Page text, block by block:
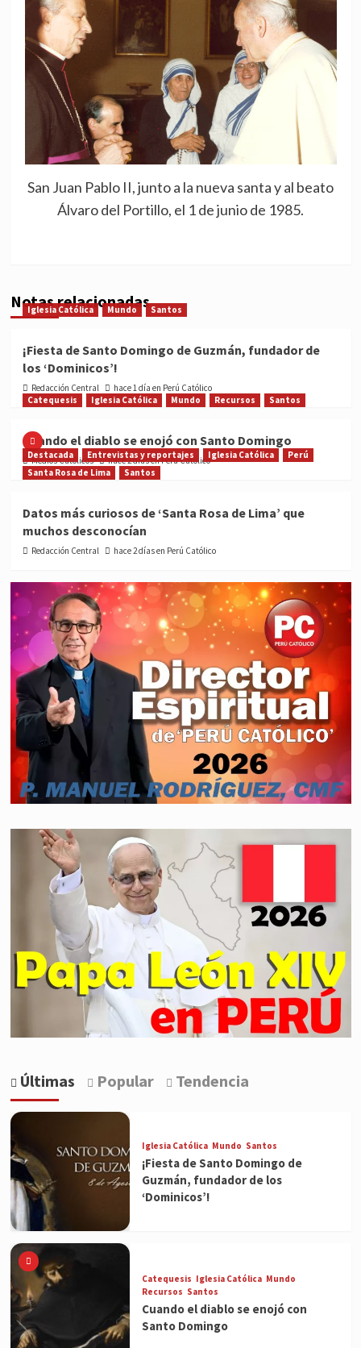
San Juan Pablo II, junto a la nueva santa y al beato
Álvaro del Portillo, el 1 de junio de 1985.
Notas relacionadas
Iglesia Católica Mundo Santos
¡Fiesta de Santo Domingo de Guzmán, fundador de
los ‘Dominicos’!
Redacción Central
hace 1 día en Perú Católico
Catequesis
Iglesia Católica Mundo Recursos Santos
Cuando el diablo se enojó con Santo Domingo
Medios Católicos hace 2 días en Perú Católico
Destacada Entrevistas y reportajes Iglesia Católica
Perú
Santa Rosa de Lima
Santos
Datos más curiosos de ‘Santa Rosa de Lima’ que
muchos desconocían
Redacción Central hace 2 días en Perú Católico
Últimas Popular Tendencia
Iglesia Católica Mundo Santos
¡Fiesta de Santo Domingo de
Guzmán, fundador de los
‘Dominicos’!
Catequesis Iglesia Católica Mundo
Recursos Santos
Cuando el diablo se enojó con
Santo Domingo